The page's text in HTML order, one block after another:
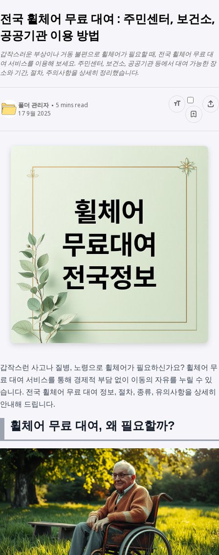
전국 휠체어 무료 대여 : 주민센터, 보건소,
공공기관 이용 방법
갑작스러운 부상이나 거동 불편으로 휠체어가 필요할 때, 전국 휠체어 무료 대
여 서비스를 이용해 보세요. 주민센터, 보건소, 공공기관 등에서 대여 가능한 장
소와 기간, 절차, 주의사항을 상세히 정리했습니다.
폴더 관리자 5 mins read
17 9월 2025
갑작스런 사고나 질병, 노령으로 휠체어가 필요하신가요? 휠체어 무
료 대여 서비스를 통해 경제적 부담 없이 이동의 자유를 누릴 수 있
습니다. 전국 휠체어 무료 대여 정보, 절차, 종류, 유의사항을 상세히
안내해 드립니다.
휠체어 무료 대여, 왜 필요할까?